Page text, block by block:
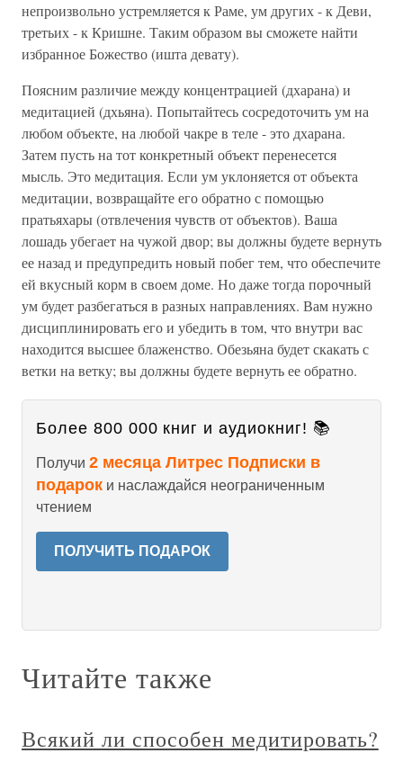
непроизвольно устремляется к Раме, ум других - к Деви,
третьих - к Кришне. Таким образом вы сможете найти
избранное Божество (ишта девату).
Поясним различие между концентрацией (дхарана) и
медитацией (дхьяна). Попытайтесь сосредоточить ум на
любом объекте, на любой чакре в теле - это дхарана.
Затем пусть на тот конкретный объект перенесется
мысль. Это медитация. Если ум уклоняется от объекта
медитации, возвращайте его обратно с помощью
пратьяхары (отвлечения чувств от объектов). Ваша
лошадь убегает на чужой двор; вы должны будете вернуть
ее назад и предупредить новый побег тем, что обеспечите
ей вкусный корм в своем доме. Но даже тогда порочный
ум будет разбегаться в разных направлениях. Вам нужно
дисциплинировать его и убедить в том, что внутри вас
находится высшее блаженство. Обезьяна будет скакать с
ветки на ветку; вы должны будете вернуть ее обратно.
Более 800 000 книг и аудиокниг! 📚
Получи 2 месяца Литрес Подписки в
подарок и наслаждайся неограниченным
чтением
ПОЛУЧИТЬ ПОДАРОК
Читайте также
Всякий ли способен медитировать?